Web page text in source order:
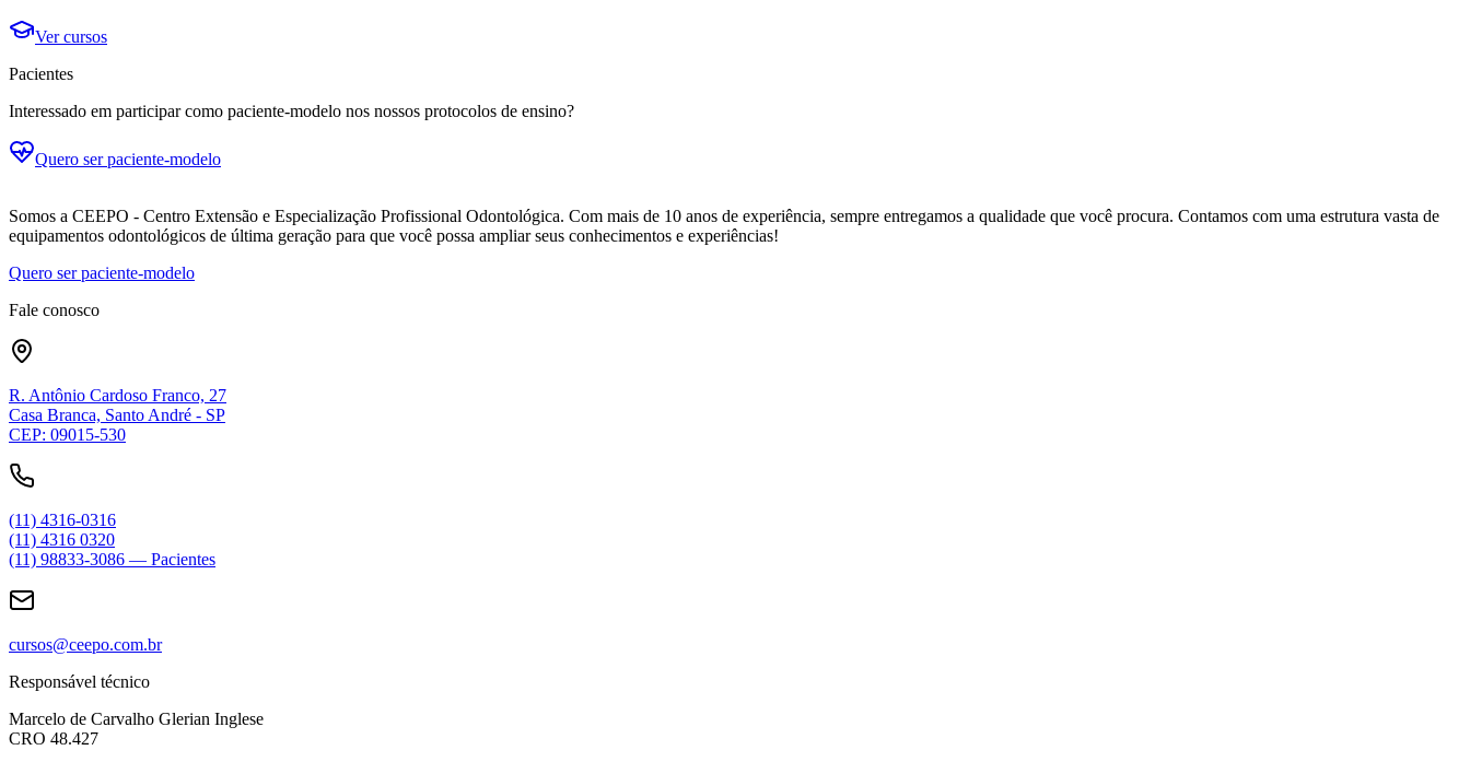
Ver cursos
Pacientes
Interessado em participar como paciente-modelo nos nossos protocolos de ensino?
Quero ser paciente-modelo
Somos a CEEPO - Centro Extensão e Especialização Profissional Odontológica. Com mais de 10 anos de experiência, sempre entregamos a qualidade que você procura. Contamos com uma estrutura vasta de
equipamentos odontológicos de última geração para que você possa ampliar seus conhecimentos e experiências!
Quero ser paciente-modelo
Fale conosco
R. Antônio Cardoso Franco, 27
Casa Branca, Santo André - SP
CEP: 09015-530
(11) 4316-0316
(11) 4316 0320
(11) 98833-3086 — Pacientes
cursos@ceepo.com.br
Responsável técnico
Marcelo de Carvalho Glerian Inglese
CRO 48.427